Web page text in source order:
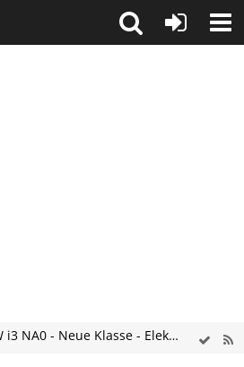
BMW i3 Forum - BMW i3 NA0 - Neue Klasse - Elektro Forum - Erfahrungen und Probleme